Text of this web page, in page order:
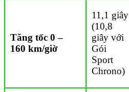
Tăng tốc 0 –
160 km/giờ
11,1 giây
(10,8
giây với
Gói
Sport
Chrono)